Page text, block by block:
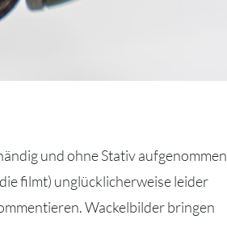
und ohne Stativ aufgenommen
filmt) unglücklicherweise leider
Wackelbilder bringen